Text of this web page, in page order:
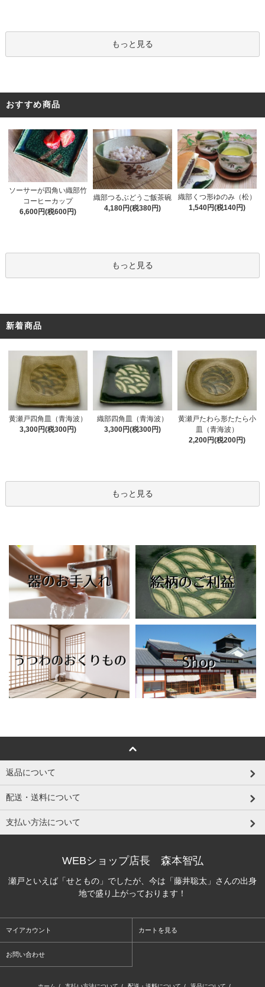
もっと見る
おすすめ商品
ソーサーが四角い織部竹
コーヒーカップ
6,600円(税600円)
織部つるぶどうご飯茶碗
4,180円(税380円)
織部くつ形ゆのみ（松）
1,540円(税140円)
もっと見る
新着商品
黄瀬戸四角皿（青海波）
3,300円(税300円)
織部四角皿（青海波）
3,300円(税300円)
黄瀬戸たわら形たたら小
皿（青海波）
2,200円(税200円)
もっと見る
返品について
配送・送料について
支払い方法について
WEBショップ店長 森本智弘
瀬戸といえば「せともの」でしたが、今は「藤井聡太」さんの出身
地で盛り上がっております！
マイアカウント カートを見る
お問い合わせ